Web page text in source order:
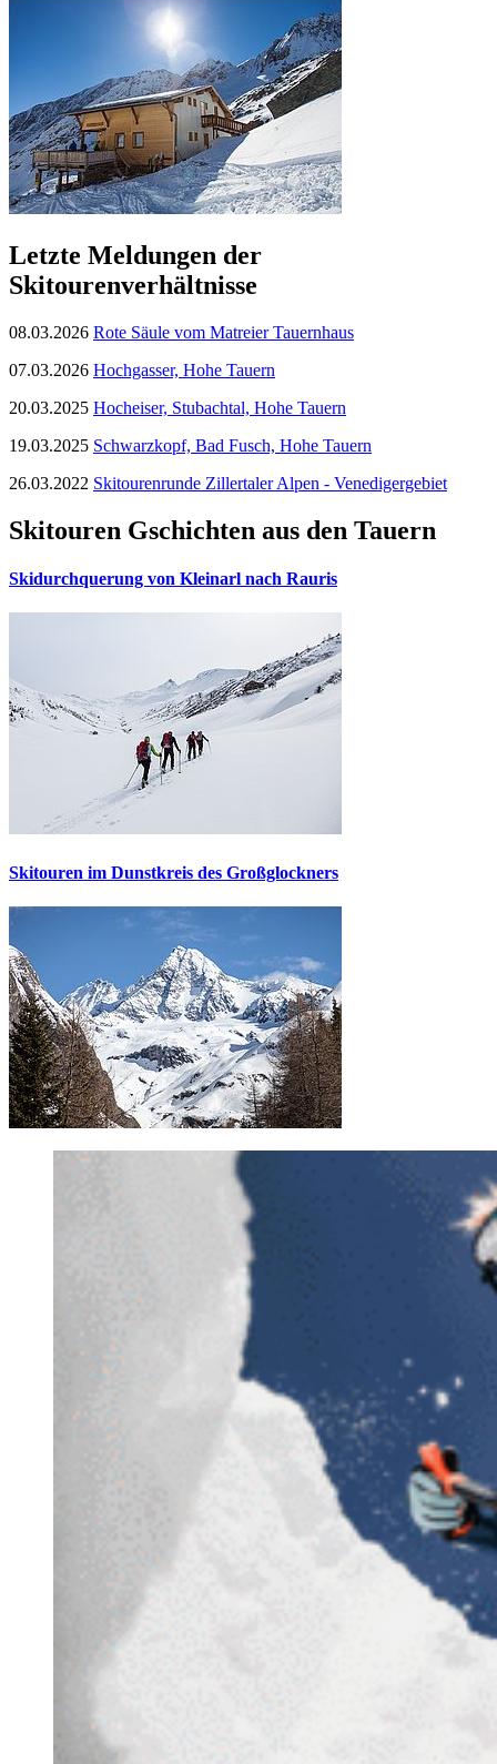
Letzte Meldungen der
Skitourenverhältnisse
08.03.2026 Rote Säule vom Matreier Tauernhaus
07.03.2026 Hochgasser, Hohe Tauern
20.03.2025 Hocheiser, Stubachtal, Hohe Tauern
19.03.2025 Schwarzkopf, Bad Fusch, Hohe Tauern
26.03.2022 Skitourenrunde Zillertaler Alpen - Venedigergebiet
Skitouren Gschichten aus den Tauern
Skidurchquerung von Kleinarl nach Rauris
Skitouren im Dunstkreis des Großglockners